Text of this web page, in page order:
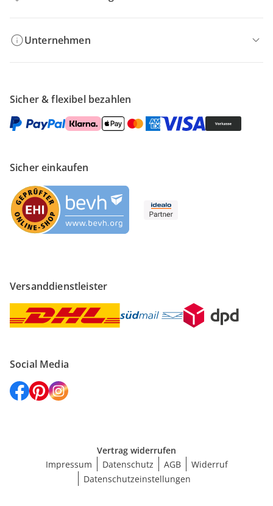
Unternehmen
Sicher & flexibel bezahlen
Sicher einkaufen
Versanddienstleister
Social Media
Vertrag widerrufen
Impressum
Datenschutz AGB
Widerruf
Datenschutzeinstellungen